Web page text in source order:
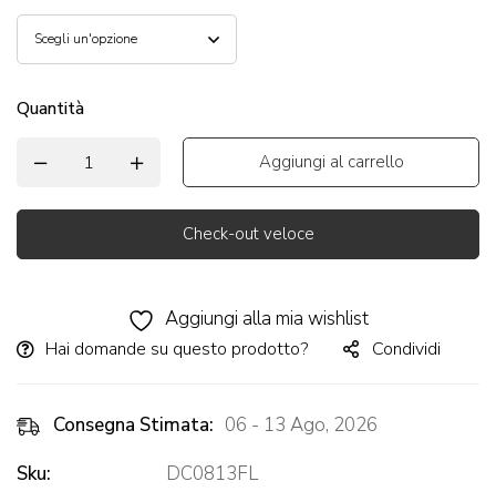
Quantità
Aggiungi al carrello
Check-out veloce
Aggiungi alla mia wishlist
Hai domande su questo prodotto? Condividi
Consegna Stimata: 06 - 13 Ago, 2026
Sku:
DC0813FL